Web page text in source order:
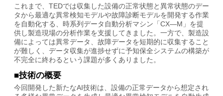
これまで、TEDでは収集した設備の正常状態と異常状態のデー
タから最適な異常検知モデルや故障診断モデルを開発する作業
を自動化する、時系列データ自動分析マシン「CX―M」を提
供し製造現場の分析作業を支援してきました。一方で、製造設
備によっては異常データ、故障データを短期的に収集すること
が難しく、データ収集が進捗せずに予知保全システムの構築が
不完全に終わるという課題が多くありました。
■技術の概要
今回開発した新たなAI技術は、設備の正常データから想定され